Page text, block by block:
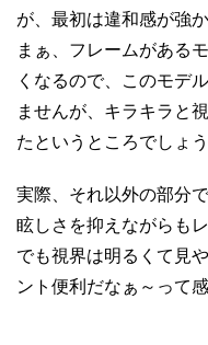
が、最初は違和感が強か
まぁ、フレームがある
くなるので、このモデ
ませんが、キラキラと
たというところでしょう
実際、それ以外の部分
眩しさを抑えながらも
でも視界は明るくて見
ント便利だなぁ～って